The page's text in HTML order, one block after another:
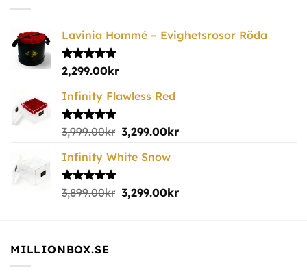
Lavinia Hommé – Evighetsrosor Röda
Betygsatt
5.00
2,299.00kr
Infinity Flawless Red
Betygsatt
5.00
3,999.00kr 3,299.00kr
Infinity White Snow
Betygsatt
5.00
3,899.00kr 3,299.00kr
MILLIONBOX.SE